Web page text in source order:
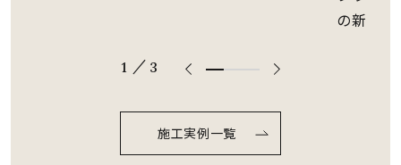
1 / 3
6666%
comple
施工実例一覧